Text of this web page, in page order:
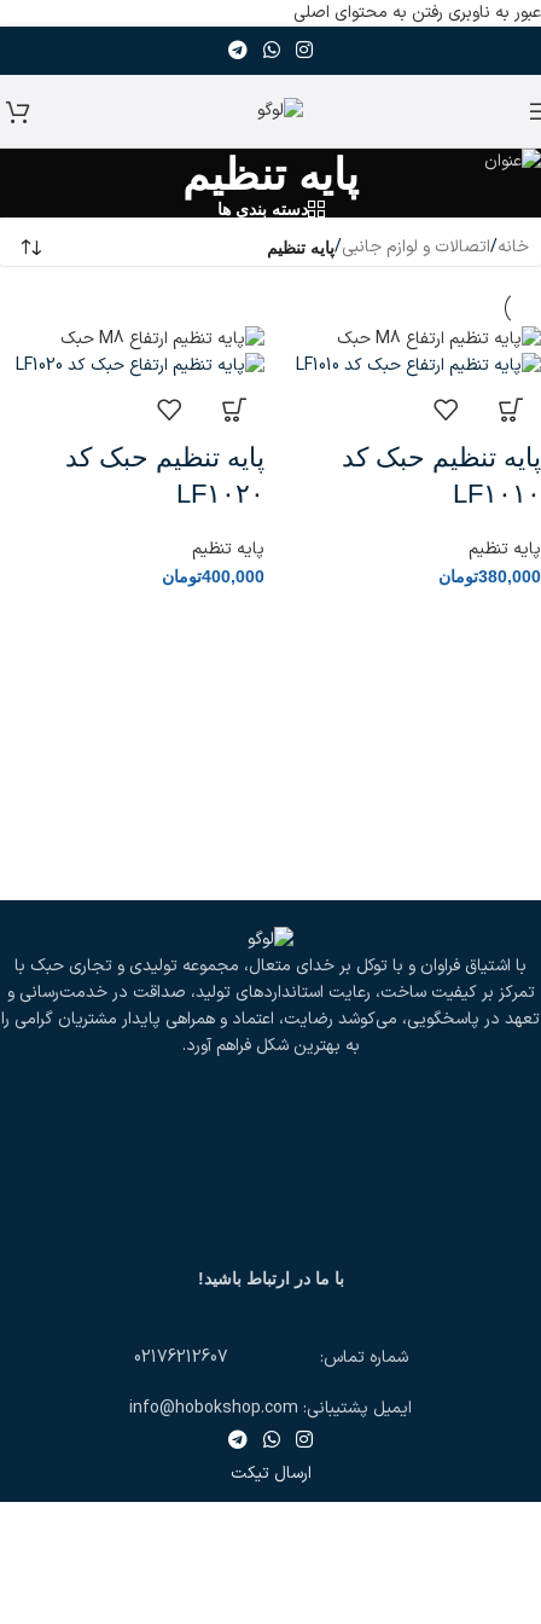
عبور به ناوبری رفتن به محتوای اصلی
پایه تنظیم
دسته بندی ها
خانه/اتصالات و لوازم جانبی/پایه تنظیم
پایه تنظیم حبک کد
LF۱۰۱۰
پایه تنظیم
380,000تومان
پایه تنظیم حبک کد
LF۱۰۲۰
پایه تنظیم
400,000تومان
با اشتیاق فراوان و با توکل بر خدای متعال، مجموعه تولیدی و تجاری حبک با
تمرکز بر کیفیت ساخت، رعایت استانداردهای تولید، صداقت در خدمت‌رسانی و
تعهد در پاسخگویی، می‌کوشد رضایت، اعتماد و همراهی پایدار مشتریان گرامی را
به بهترین شکل فراهم آورد.
با ما در ارتباط باشید!
شماره تماس: 02176212607
ایمیل پشتیبانی: info@hobokshop.com
ارسال تیکت